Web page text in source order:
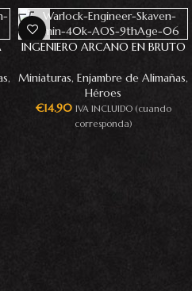
,
INGENIERO ARCANO EN BRUTO
Miniaturas, Enjambre de Alimañas,
Héroes
€14.90 IVA INCLUIDO (cuando
corresponda)